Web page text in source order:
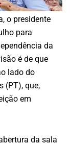
o presidente
para
da
é de que
lado do
(PT), que,
em
da sala